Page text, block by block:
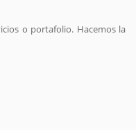
o portafolio. Hacemos la